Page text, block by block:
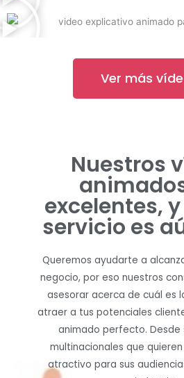
Ver más
Nuestros
excelentes,
servicio es
Queremos ayudarte a
negocio, por eso nuestros
asesorar acerca de cuál es
atraer a tus potenciales
animado perfecto.
multinacionales que
atractivo para sus